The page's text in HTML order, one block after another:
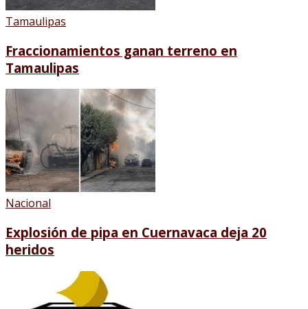
Tamaulipas
Fraccionamientos ganan terreno en
Tamaulipas
Nacional
Explosión de pipa en Cuernavaca deja 20
heridos